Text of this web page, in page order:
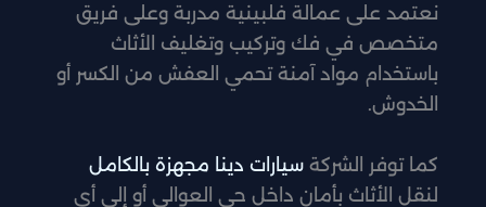
نعتمد على عمالة فلبينية مدربة وعلى فريق
متخصص في فك وتركيب وتغليف الأثاث
باستخدام مواد آمنة تحمي العفش من الكسر أو
الخدوش.
كما توفر الشركة سيارات دينا مجهزة بالكامل
لنقل الأثاث بأمان داخل حي العوالي أو إلى أي